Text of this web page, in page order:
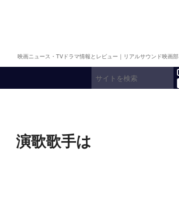
映画ニュース・TVドラマ情報とレビュー｜リアルサウンド映画部
演歌歌手は